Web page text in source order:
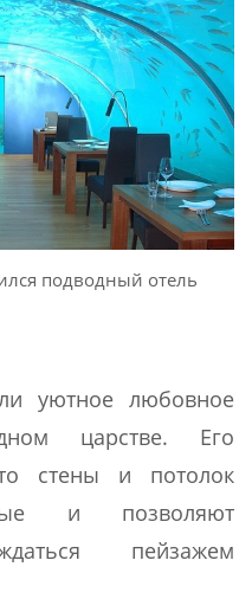
подводный отель
уютное любовное
царстве. Его
стены и потолок
и позволяют
пейзажем